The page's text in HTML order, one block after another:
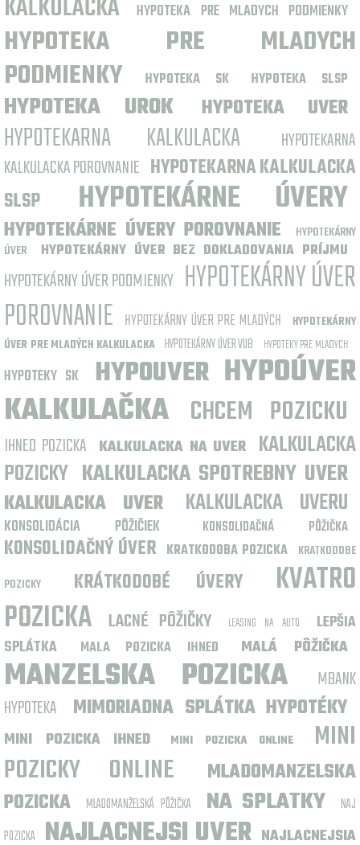
KALKULAČKA
HYPOTEKA PRE MLADYCH PODMIENKY
HYPOTEKA PRE MLADYCH
PODMIENKY
HYPOTEKA SK HYPOTEKA SLSP
HYPOTEKA UROK HYPOTEKA UVER
HYPOTEKARNA KALKULACKA
HYPOTEKARNA
KALKULACKA POROVNANIE HYPOTEKARNA KALKULACKA
SLSP
HYPOTEKÁRNE ÚVERY
HYPOTEKÁRNE ÚVERY POROVNANIE
HYPOTEKÁRNY
ÚVER
HYPOTEKÁRNY ÚVER BEZ DOKLADOVANIA PRÍJMU
HYPOTEKÁRNY ÚVER PODMIENKY HYPOTEKÁRNY ÚVER
POROVNANIE HYPOTEKÁRNY ÚVER PRE MLADÝCH
HYPOTEKÁRNY
ÚVER PRE MLADÝCH KALKULACKA HYPOTEKÁRNY ÚVER VUB HYPOTEKY PRE MLADYCH
HYPOTEKY SK HYPOUVER HYPOÚVER
KALKULAČKA CHCEM POZICKU
IHNED POZICKA KALKULACKA NA UVER KALKULACKA
POZICKY KALKULACKA SPOTREBNY UVER
KALKULACKA UVER KALKULACKA UVERU
KONSOLIDÁCIA PÔŽIČIEK KONSOLIDAČNÁ PÔŽIČKA
KONSOLIDAČNÝ ÚVER KRATKODOBA POZICKA
KRATKODOBE
POZICKY
KRÁTKODOBÉ ÚVERY
KVATRO
POZICKA
LACNÉ PÔŽIČKY LEASING NA AUTO
LEPŠIA
SPLÁTKA
MALA POZICKA IHNED MALÁ PÔŽIČKA
MANZELSKA POZICKA
MBANK
HYPOTEKA
MIMORIADNA SPLÁTKA HYPOTÉKY
MINI POZICKA IHNED MINI POZICKA ONLINE
MINI
POZICKY ONLINE
MLADOMANZELSKA
POZICKA
MLADOMANŽELSKÁ PÔŽIČKA NA SPLATKY
NAJ
POZICKA NAJLACNEJSI UVER NAJLACNEJSIA